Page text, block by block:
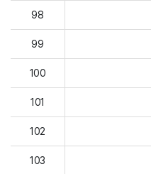
98
99
100
101
102
103